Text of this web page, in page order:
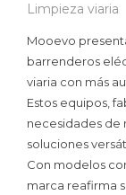
Limpieza viaria
Mooevo
barrenderos
viaria con más
Estos equipos,
necesidades de
soluciones
Con modelos
marca reafirma